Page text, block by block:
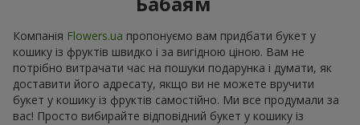
Компанія Flowers.ua пропонуємо вам придбати букет у
кошику із фруктів швидко і за вигідною ціною. Вам не
потрібно витрачати час на пошуки подарунка і думати, як
доставити його адресату, якщо ви не можете вручити
букет у кошику із фруктів самостійно. Ми все продумали за
вас! Просто вибирайте відповідний букет у кошику із